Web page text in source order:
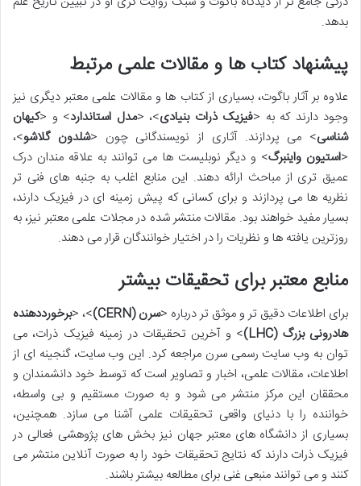
بدهد.
پیشنهاد کتاب ها و مقالات علمی مرتبط
علاوه بر آثار باگوت، بسیاری از کتاب ها و مقالات علمی معتبر دیگری نیز
وجود دارند که به <فیزیک ذرات بنیادی>، <مدل استاندارد> و <کیهان
شناسی> می پردازند. آثاری از نویسندگانی چون <شلدون گلاشو>،
<استیون واینبرگ> و دیگر نوبلیست ها می توانند به علاقه مندان درک
عمیق تری از مباحث ارائه دهند. این منابع اغلب به جنبه های فنی تر
نظریه ها می پردازند و برای کسانی که پیش زمینه ای در فیزیک دارند،
بسیار مفید خواهند بود. مقالات منتشر شده در مجلات علمی معتبر نیز، به
روزترین یافته ها و نظریات را در اختیار خوانندگان قرار می دهند.
منابع معتبر برای تحقیقات بیشتر
برای اطلاعات دقیق تر و موثق تر درباره <سرن (CERN) >، <برخورددهنده
هادرونی بزرگ (LHC)
> و آخرین تحقیقات در زمینه فیزیک ذرات، می
توان به وب سایت رسمی سرن مراجعه کرد. این وب سایت، گنجینه ای از
اطلاعات، مقالات علمی، اخبار و تصاویر است که توسط خود دانشمندان و
محققان این مرکز منتشر می شود و به صورت مستقیم و بی واسطه،
خواننده را با دنیای واقعی تحقیقات علمی آشنا می سازد. همچنین،
بسیاری از دانشگاه های معتبر جهان نیز بخش های پژوهشی فعالی در
فیزیک ذرات دارند که نتایج تحقیقات خود را به صورت آنلاین منتشر می
کنند و می توانند منبعی غنی برای مطالعه بیشتر باشند.